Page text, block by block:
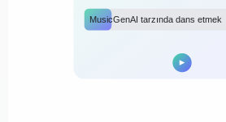
MusicGenAI tarzında dans etmek